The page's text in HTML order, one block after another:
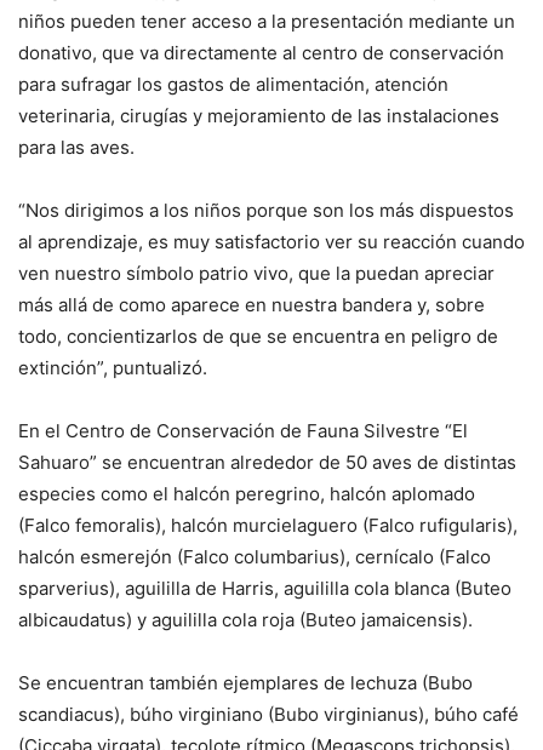
niños pueden tener acceso a la presentación mediante un
donativo, que va directamente al centro de conservación
para sufragar los gastos de alimentación, atención
veterinaria, cirugías y mejoramiento de las instalaciones
para las aves.
“Nos dirigimos a los niños porque son los más dispuestos
al aprendizaje, es muy satisfactorio ver su reacción cuando
ven nuestro símbolo patrio vivo, que la puedan apreciar
más allá de como aparece en nuestra bandera y, sobre
todo, concientizarlos de que se encuentra en peligro de
extinción”, puntualizó.
En el Centro de Conservación de Fauna Silvestre “El
Sahuaro” se encuentran alrededor de 50 aves de distintas
especies como el halcón peregrino, halcón aplomado
(Falco femoralis), halcón murcielaguero (Falco rufigularis),
halcón esmerejón (Falco columbarius), cernícalo (Falco
sparverius), aguililla de Harris, aguililla cola blanca (Buteo
albicaudatus) y aguililla cola roja (Buteo jamaicensis).
Se encuentran también ejemplares de lechuza (Bubo
scandiacus), búho virginiano (Bubo virginianus), búho café